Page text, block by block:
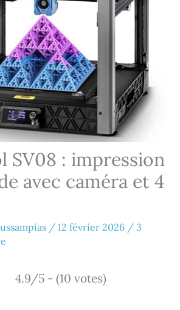
SV08 : impression
avec caméra et 4
/ 12 février 2026 / 3
4.9/5 - (10 votes)